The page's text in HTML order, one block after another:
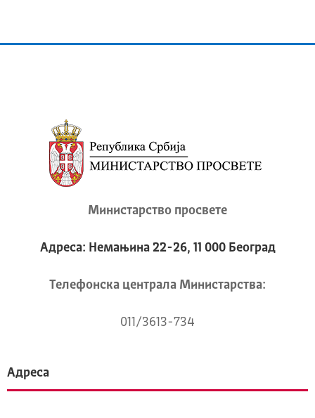
Министарство просвете
Адреса: Немањина 22-26, 11 000 Београд
Телeфонска централа Mинистарства:
011/3613-734
Адреса